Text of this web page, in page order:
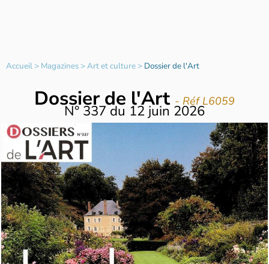
Accueil> Magazines>Art et culture> Dossier de l'Art
Dossier de l'Art - Réf L6059
N°337du 12 juin 2026